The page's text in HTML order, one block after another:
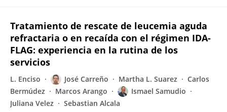
Tratamiento de rescate de leucemia aguda
refractaria o en recaída con el régimen IDA-
FLAG: experiencia en la rutina de los
servicios
L. Enciso José Carreño Martha L. Suarez
Carlos
Bermúdez
Marcos Arango
Ismael Samudio
Juliana Velez
Sebastian Alcala